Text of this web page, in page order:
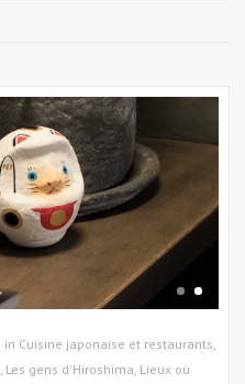
in Cuisine japonaise et restaurants
Les gens d'Hiroshima Lieux où